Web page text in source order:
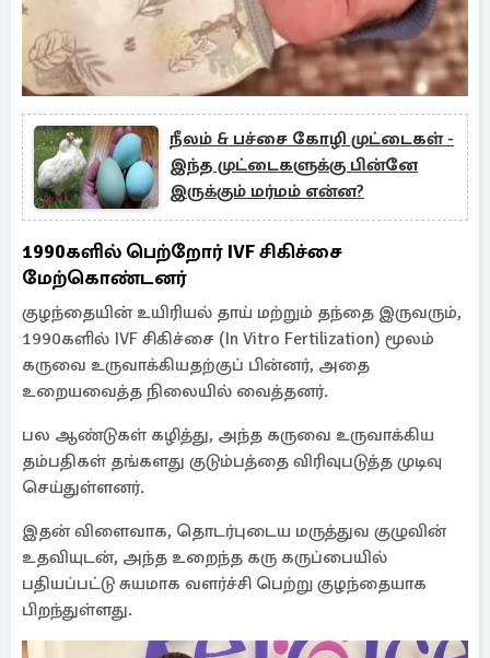
நீலம் & பச்சை கோழி முட்டைகள் -
இந்த முட்டைகளுக்கு பின்னே
இருக்கும் மர்மம் என்ன?
1990களில் பெற்றோர் IVF சிகிச்சை
மேற்கொண்டனர்
குழந்தையின் உயிரியல் தாய் மற்றும் தந்தை இருவரும்,
1990களில் IVF சிகிச்சை (In Vitro Fertilization) மூலம்
கருவை உருவாக்கியதற்குப் பின்னர், அதை
உறையவைத்த நிலையில் வைத்தனர்.
பல ஆண்டுகள் கழித்து, அந்த கருவை உருவாக்கிய
தம்பதிகள் தங்களது குடும்பத்தை விரிவுபடுத்த முடிவு
செய்துள்ளனர்.
இதன் விளைவாக, தொடர்புடைய மருத்துவ குழுவின்
உதவியுடன், அந்த உறைந்த கரு கருப்பையில்
பதியப்பட்டு சுயமாக வளர்ச்சி பெற்று குழந்தையாக
பிறந்துள்ளது.